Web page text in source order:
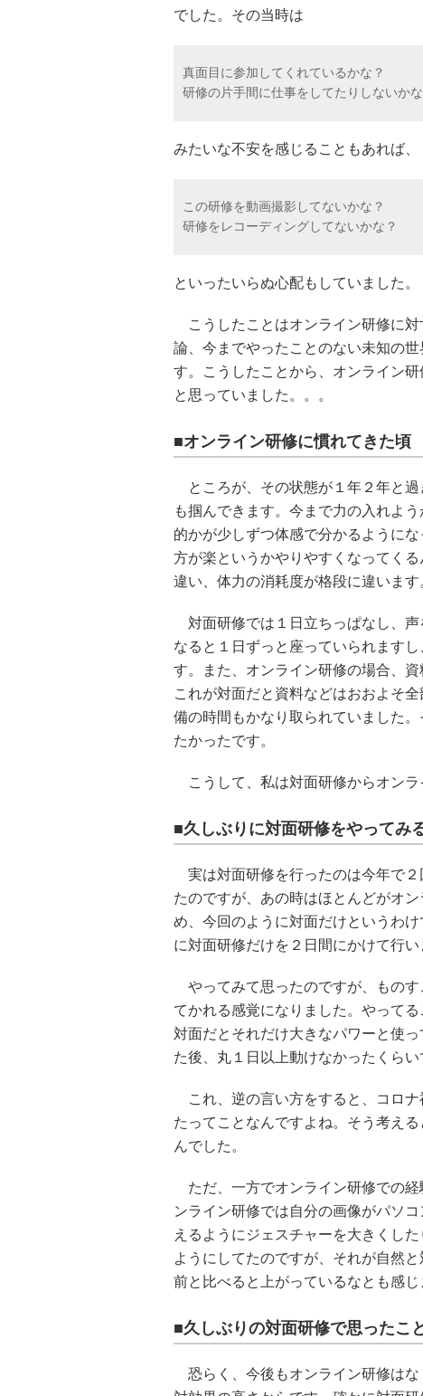
でした。その当時は
真面目に参加してくれているかな？
研修の片手間に仕事をしてたりしないかな
みたいな不安を感じることもあれば、
この研修を動画撮影してないかな？
研修をレコーディングしてないかな？
といったいらぬ心配もしていました。
こうしたことはオンライン研修に
論、今までやったことのない未知の
す。こうしたことから、オンライン
と思っていました。。。
■オンライン研修に慣れてきた頃
ところが、その状態が１年２年と
も掴んできます。今まで力の入れよ
的かが少しずつ体感で分かるように
方が楽というかやりやすくなってく
違い、体力の消耗度が格段に違います
対面研修では１日立ちっぱなし、声
なると１日ずっと座っていられます
す。また、オンライン研修の場合、
これが対面だと資料などはおおよそ
備の時間もかなり取られていました
たかったです。
こうして、私は対面研修からオンラ
■久しぶりに対面研修をやってみ
実は対面研修を行ったのは今年で２
たのですが、あの時はほとんどがオ
め、今回のように対面だけというわ
に対面研修だけを２日間にかけて行い
やってみて思ったのですが、ものす
てかれる感覚になりました。やって
対面だとそれだけ大きなパワーと使
た後、丸１日以上動けなかったくらい
これ、逆の言い方をすると、コロナ
たってことなんですよね。そう考え
んでした。
ただ、一方でオンライン研修での
ンライン研修では自分の画像がパソ
えるようにジェスチャーを大きくした
ようにしてたのですが、それが自然
前と比べると上がっているなとも感じ
■久しぶりの対面研修で思ったこ
恐らく、今後もオンライン研修はな